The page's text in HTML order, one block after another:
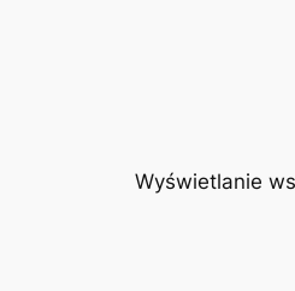
Wyświetlanie